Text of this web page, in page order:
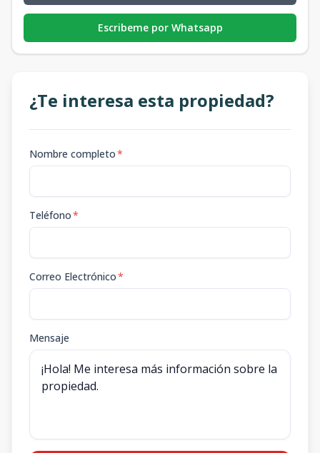
Escribeme por Whatsapp
¿Te interesa esta propiedad?
Nombre completo*
Teléfono*
Correo Electrónico*
Mensaje